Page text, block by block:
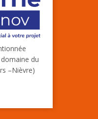
du
–Nièvre)